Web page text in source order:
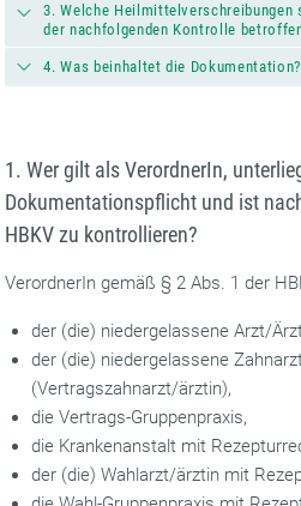
3. Welche Heilmittelverschreibungen
der nachfolgenden Kontrolle
4. Was beinhaltet die Dokumentation?
1. Wer gilt als VerordnerIn,
Dokumentationspflicht und ist
HBKV zu kontrollieren?
VerordnerIn gemäß § 2 Abs. 1 der
der (die) niedergelassene Arzt/
der (die) niedergelassene
(Vertragszahnarzt/ärztin),
die Vertrags-Gruppenpraxis,
die Krankenanstalt mit
der (die) Wahlarzt/ärztin mit